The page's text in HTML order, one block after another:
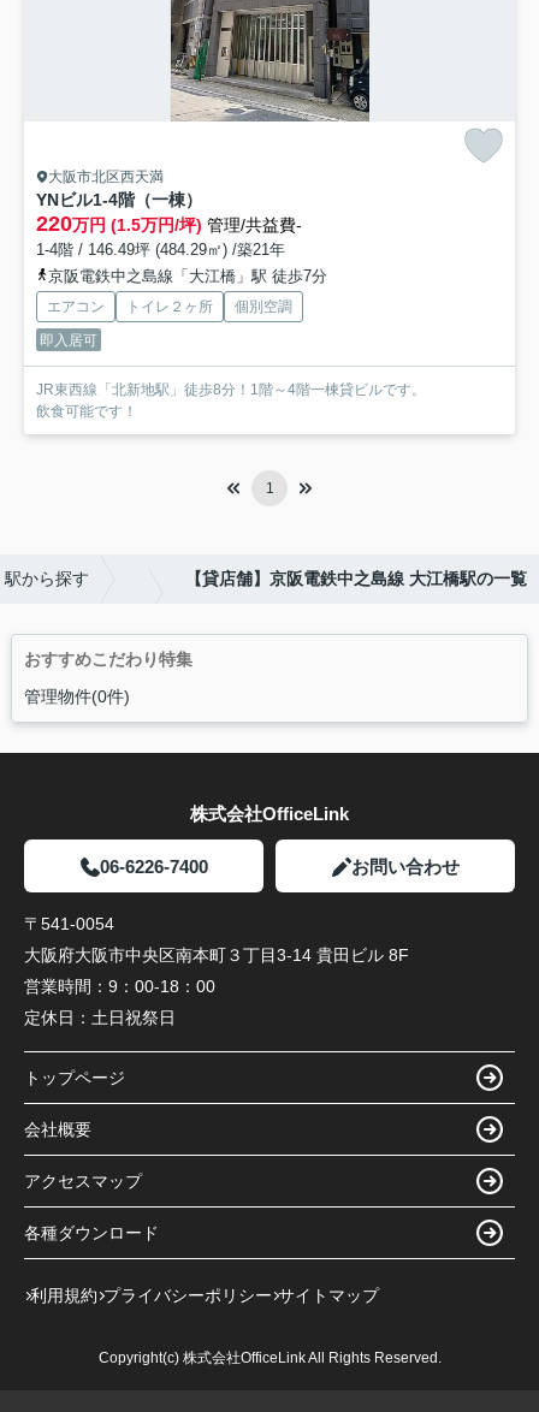
大阪市北区西天満
YNビル1-4階（一棟）
220万円 (1.5万円/坪) 管理/共益費-
1-4階 / 146.49坪 (484.29㎡) /築21年
京阪電鉄中之島線「大江橋」駅 徒歩7分
エアコン トイレ２ヶ所
個別空調
即入居可
JR東西線「北新地駅」徒歩8分！1階～4階一棟貸ビルです。
飲食可能です！
1
駅から探す 【貸店舗】京阪電鉄中之島線 大江橋駅の一覧
おすすめこだわり特集
管理物件(0件)
株式会社OfficeLink
06-6226-7400 お問い合わせ
〒541-0054
大阪府大阪市中央区南本町３丁目3-14 貴田ビル 8F
営業時間： 9：00-18：00
定休日： 土日祝祭日
トップページ
会社概要
アクセスマップ
各種ダウンロード
利用規約 プライバシーポリシー サイトマップ
Copyright(c) 株式会社OfficeLink All Rights Reserved.